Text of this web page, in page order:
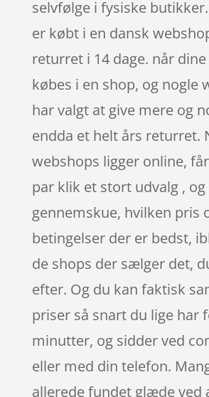
selvfølge i fysiske
er købt i en dansk
returret i 14 dage. når
købes i en shop, og nogle
har valgt at give mere og
endda et helt års returret.
webshops ligger online,
par klik et stort udvalg ,
gennemskue, hvilken pris
betingelser der er bedst,
de shops der sælger det,
efter. Og du kan faktisk
priser så snart du lige har
minutter, og sidder ved
eller med din telefon.
allerede fundet glæde ved